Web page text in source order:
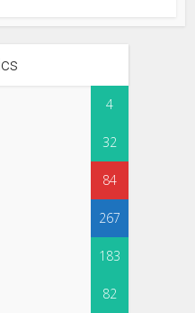
4
32
84
267
183
82